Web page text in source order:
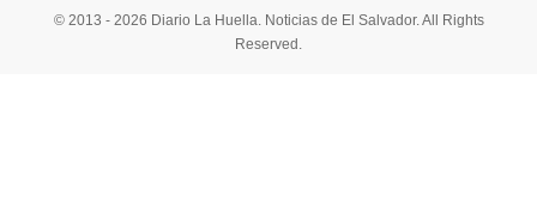
© 2013 - 2026 Diario La Huella. Noticias de El Salvador. All Rights
Reserved.